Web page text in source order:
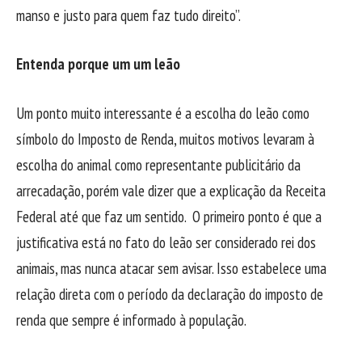
manso e justo para quem faz tudo direito”.
Entenda porque um um leão
Um ponto muito interessante é a escolha do leão como
símbolo do Imposto de Renda, muitos motivos levaram à
escolha do animal como representante publicitário da
arrecadação, porém vale dizer que a explicação da Receita
Federal até que faz um sentido. O primeiro ponto é que a
justificativa está no fato do leão ser considerado rei dos
animais, mas nunca atacar sem avisar. Isso estabelece uma
relação direta com o período da declaração do imposto de
renda que sempre é informado à população.